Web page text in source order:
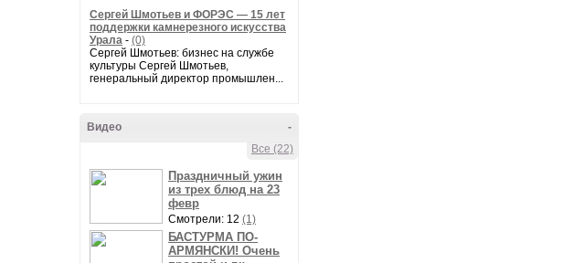
Сергей Шмотьев и ФОРЭС — 15 лет
поддержки камнерезного искусства
Урала - (0)
Сергей Шмотьев: бизнес на службе
культуры Сергей Шмотьев,
генеральный директор промышлен...
-
Видео
Все (22)
Праздничный ужин
из трех блюд на 23
февр
Смотрели: 12 (1)
БАСТУРМА ПО-
АРМЯНСКИ! Очень